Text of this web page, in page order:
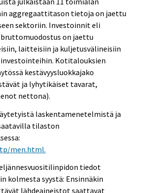
aggregaattitason tietoja on jaettu
sektoriin. Investoinnit eli
on jaettu
laitteisiin ja kuljetusvälineisiin
Kotitalouksien
kestävyysluokkajako
ja lyhytikäiset tavarat,
nettona).
laskentamenetelmistä ja
tilaston
men.html.
tiedot
kolmesta syystä: Ensinnäkin
lähdeaineistot saattavat